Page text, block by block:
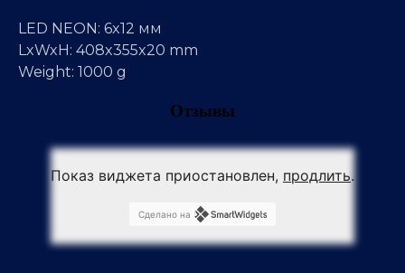
LED NEON: 6x12 мм
LxWxH: 408x355x20 mm
Weight: 1000 g
Отзывы